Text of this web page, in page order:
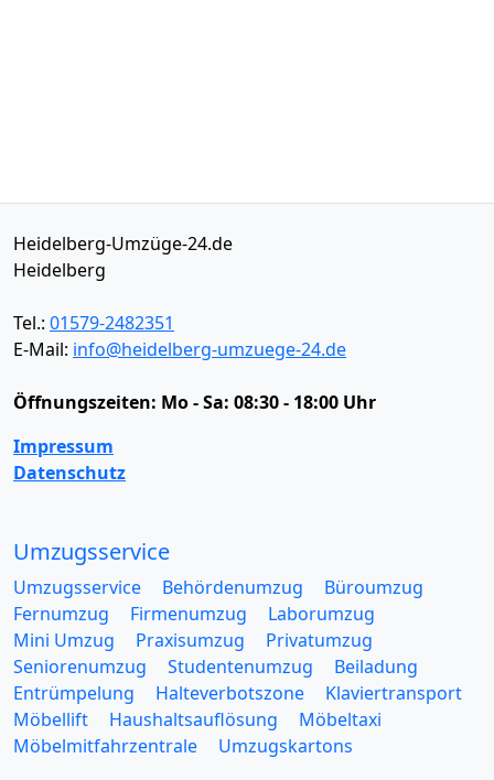
Heidelberg-Umzüge-24.de
Heidelberg
Tel.: 01579-2482351
E-Mail: info@heidelberg-umzuege-24.de
Öffnungszeiten: Mo - Sa: 08:30 - 18:00 Uhr
Impressum
Datenschutz
Umzugsservice
Umzugsservice Behördenumzug
Büroumzug
Fernumzug
Firmenumzug
Laborumzug
Mini Umzug
Praxisumzug
Privatumzug
Seniorenumzug
Studentenumzug
Beiladung
Entrümpelung
Halteverbotszone
Klaviertransport
Möbellift
Haushaltsauflösung
Möbeltaxi
Möbelmitfahrzentrale
Umzugskartons